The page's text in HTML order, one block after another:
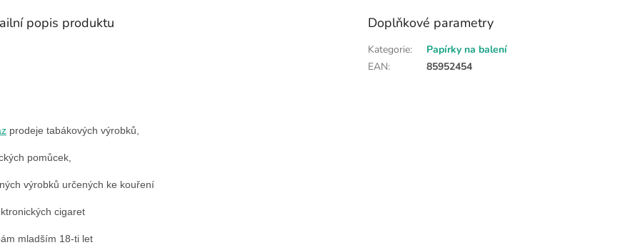
popis produktu
prodeje tabákových výrobků,
pomůcek,
výrobků určených ke kouření
cigaret
mladším 18-ti let
Doplňkové parametry
Kategorie:
Papírky na balení
EAN: 85952454